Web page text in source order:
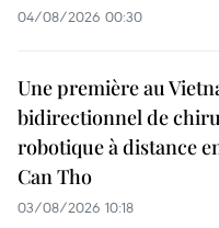
04/08/2026 00:30
Une première au
bidirectionnel de
robotique à distance
Can Tho
03/08/2026 10:18